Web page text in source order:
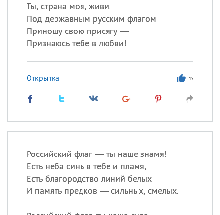
Ты, страна моя, живи.
Под державным русским флагом
Приношу свою присягу —
Признаюсь тебе в любви!
Открытка 19
Российский флаг — ты наше знамя!
Есть неба синь в тебе и пламя,
Есть благородство линий белых
И память предков — сильных, смелых.